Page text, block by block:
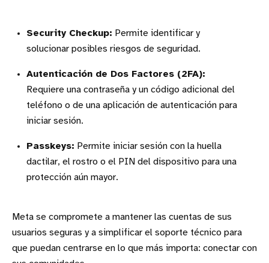
Security Checkup: Permite identificar y
solucionar posibles riesgos de seguridad.
Autenticación de Dos Factores (2FA):
Requiere una contraseña y un código adicional del
teléfono o de una aplicación de autenticación para
iniciar sesión.
Passkeys: Permite iniciar sesión con la huella
dactilar, el rostro o el PIN del dispositivo para una
protección aún mayor.
Meta se compromete a mantener las cuentas de sus
usuarios seguras y a simplificar el soporte técnico para
que puedan centrarse en lo que más importa: conectar con